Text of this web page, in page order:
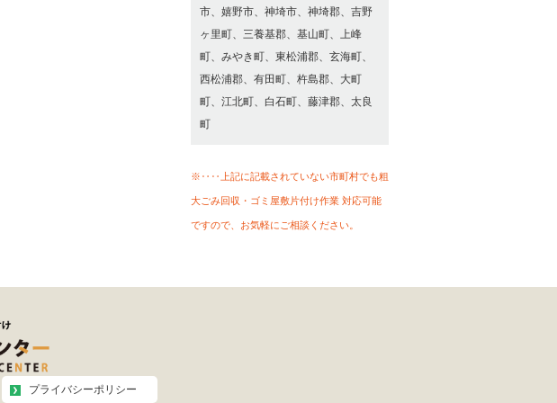
市、嬉野市、神埼市、神埼郡、吉野
ヶ里町、三養基郡、基山町、上峰
町、みやき町、東松浦郡、玄海町、
西松浦郡、有田町、杵島郡、大町
町、江北町、白石町、藤津郡、太良
町
※‥‥上記に記載されていない市町村でも粗
大ごみ回収・ゴミ屋敷片付け作業 対応可能
ですので、お気軽にご相談ください。
プライバシーポリシー